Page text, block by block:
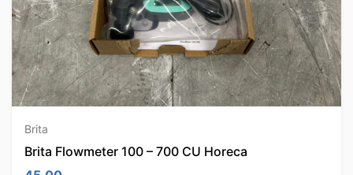
Brita
Brita Flowmeter 100 – 700 CU Horeca